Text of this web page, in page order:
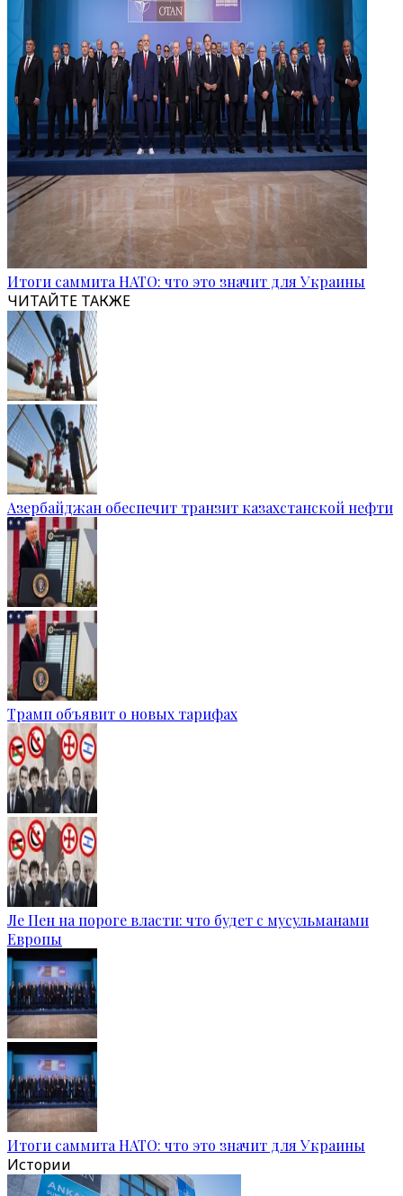
Итоги саммита НАТО: что это значит для Украины
ЧИТАЙТЕ ТАКЖЕ
Азербайджан обеспечит транзит казахстанской нефти
Трамп объявит о новых тарифах
Ле Пен на пороге власти: что будет с мусульманами
Европы
Итоги саммита НАТО: что это значит для Украины
Истории